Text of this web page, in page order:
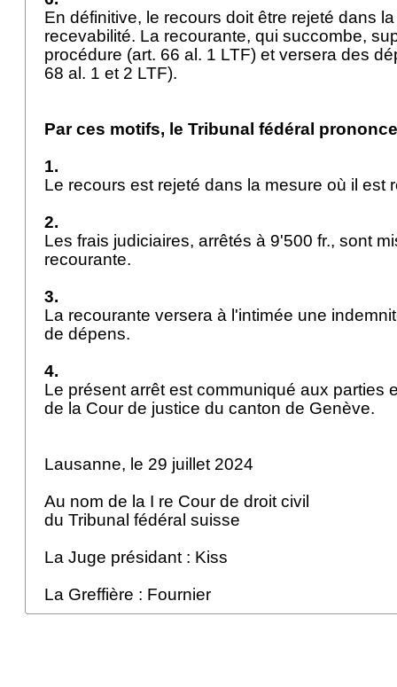
En définitive, le recours doit être rejeté dans
recevabilité. La recourante, qui succombe,
procédure (art. 66 al. 1 LTF) et versera des
68 al. 1 et 2 LTF).
Par ces motifs, le Tribunal fédéral
1.
Le recours est rejeté dans la mesure où il est
2.
Les frais judiciaires, arrêtés à 9'500 fr., sont
recourante.
3.
La recourante versera à l'intimée une
de dépens.
4.
Le présent arrêt est communiqué aux parties
de la Cour de justice du canton de Genève.
Lausanne, le 29 juillet 2024
Au nom de la I re Cour de droit civil
du Tribunal fédéral suisse
La Juge présidant : Kiss
La Greffière : Fournier